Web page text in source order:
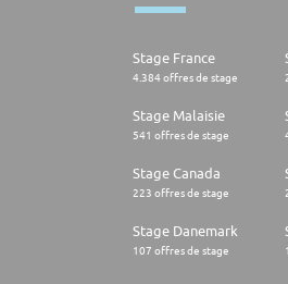
Stage France
4.384 offres de stage
Stage Malaisie
541 offres de stage
Stage Canada
223 offres de stage
Stage Danemark
107 offres de stage